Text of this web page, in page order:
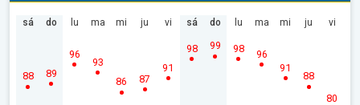
sá
88
do
89
lu
96
ma
93
mi
86
ju
87
vi
91
sá
98
do
99
lu
98
ma
96
mi
91
ju
88
vi
80